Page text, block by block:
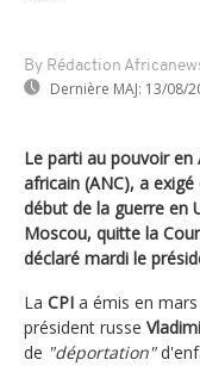
By Rédaction
Dernière MAJ: 13/08/
Le parti au pouvoir en
africain (ANC), a
début de la guerre en
Moscou, quitte la
déclaré mardi le
La CPI a émis en
président russe
de "déportation"